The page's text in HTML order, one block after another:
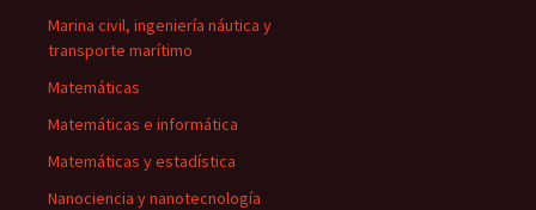
Marina civil, ingeniería náutica y
transporte marítimo
Matemáticas
Matemáticas e informática
Matemáticas y estadística
Nanociencia y nanotecnología